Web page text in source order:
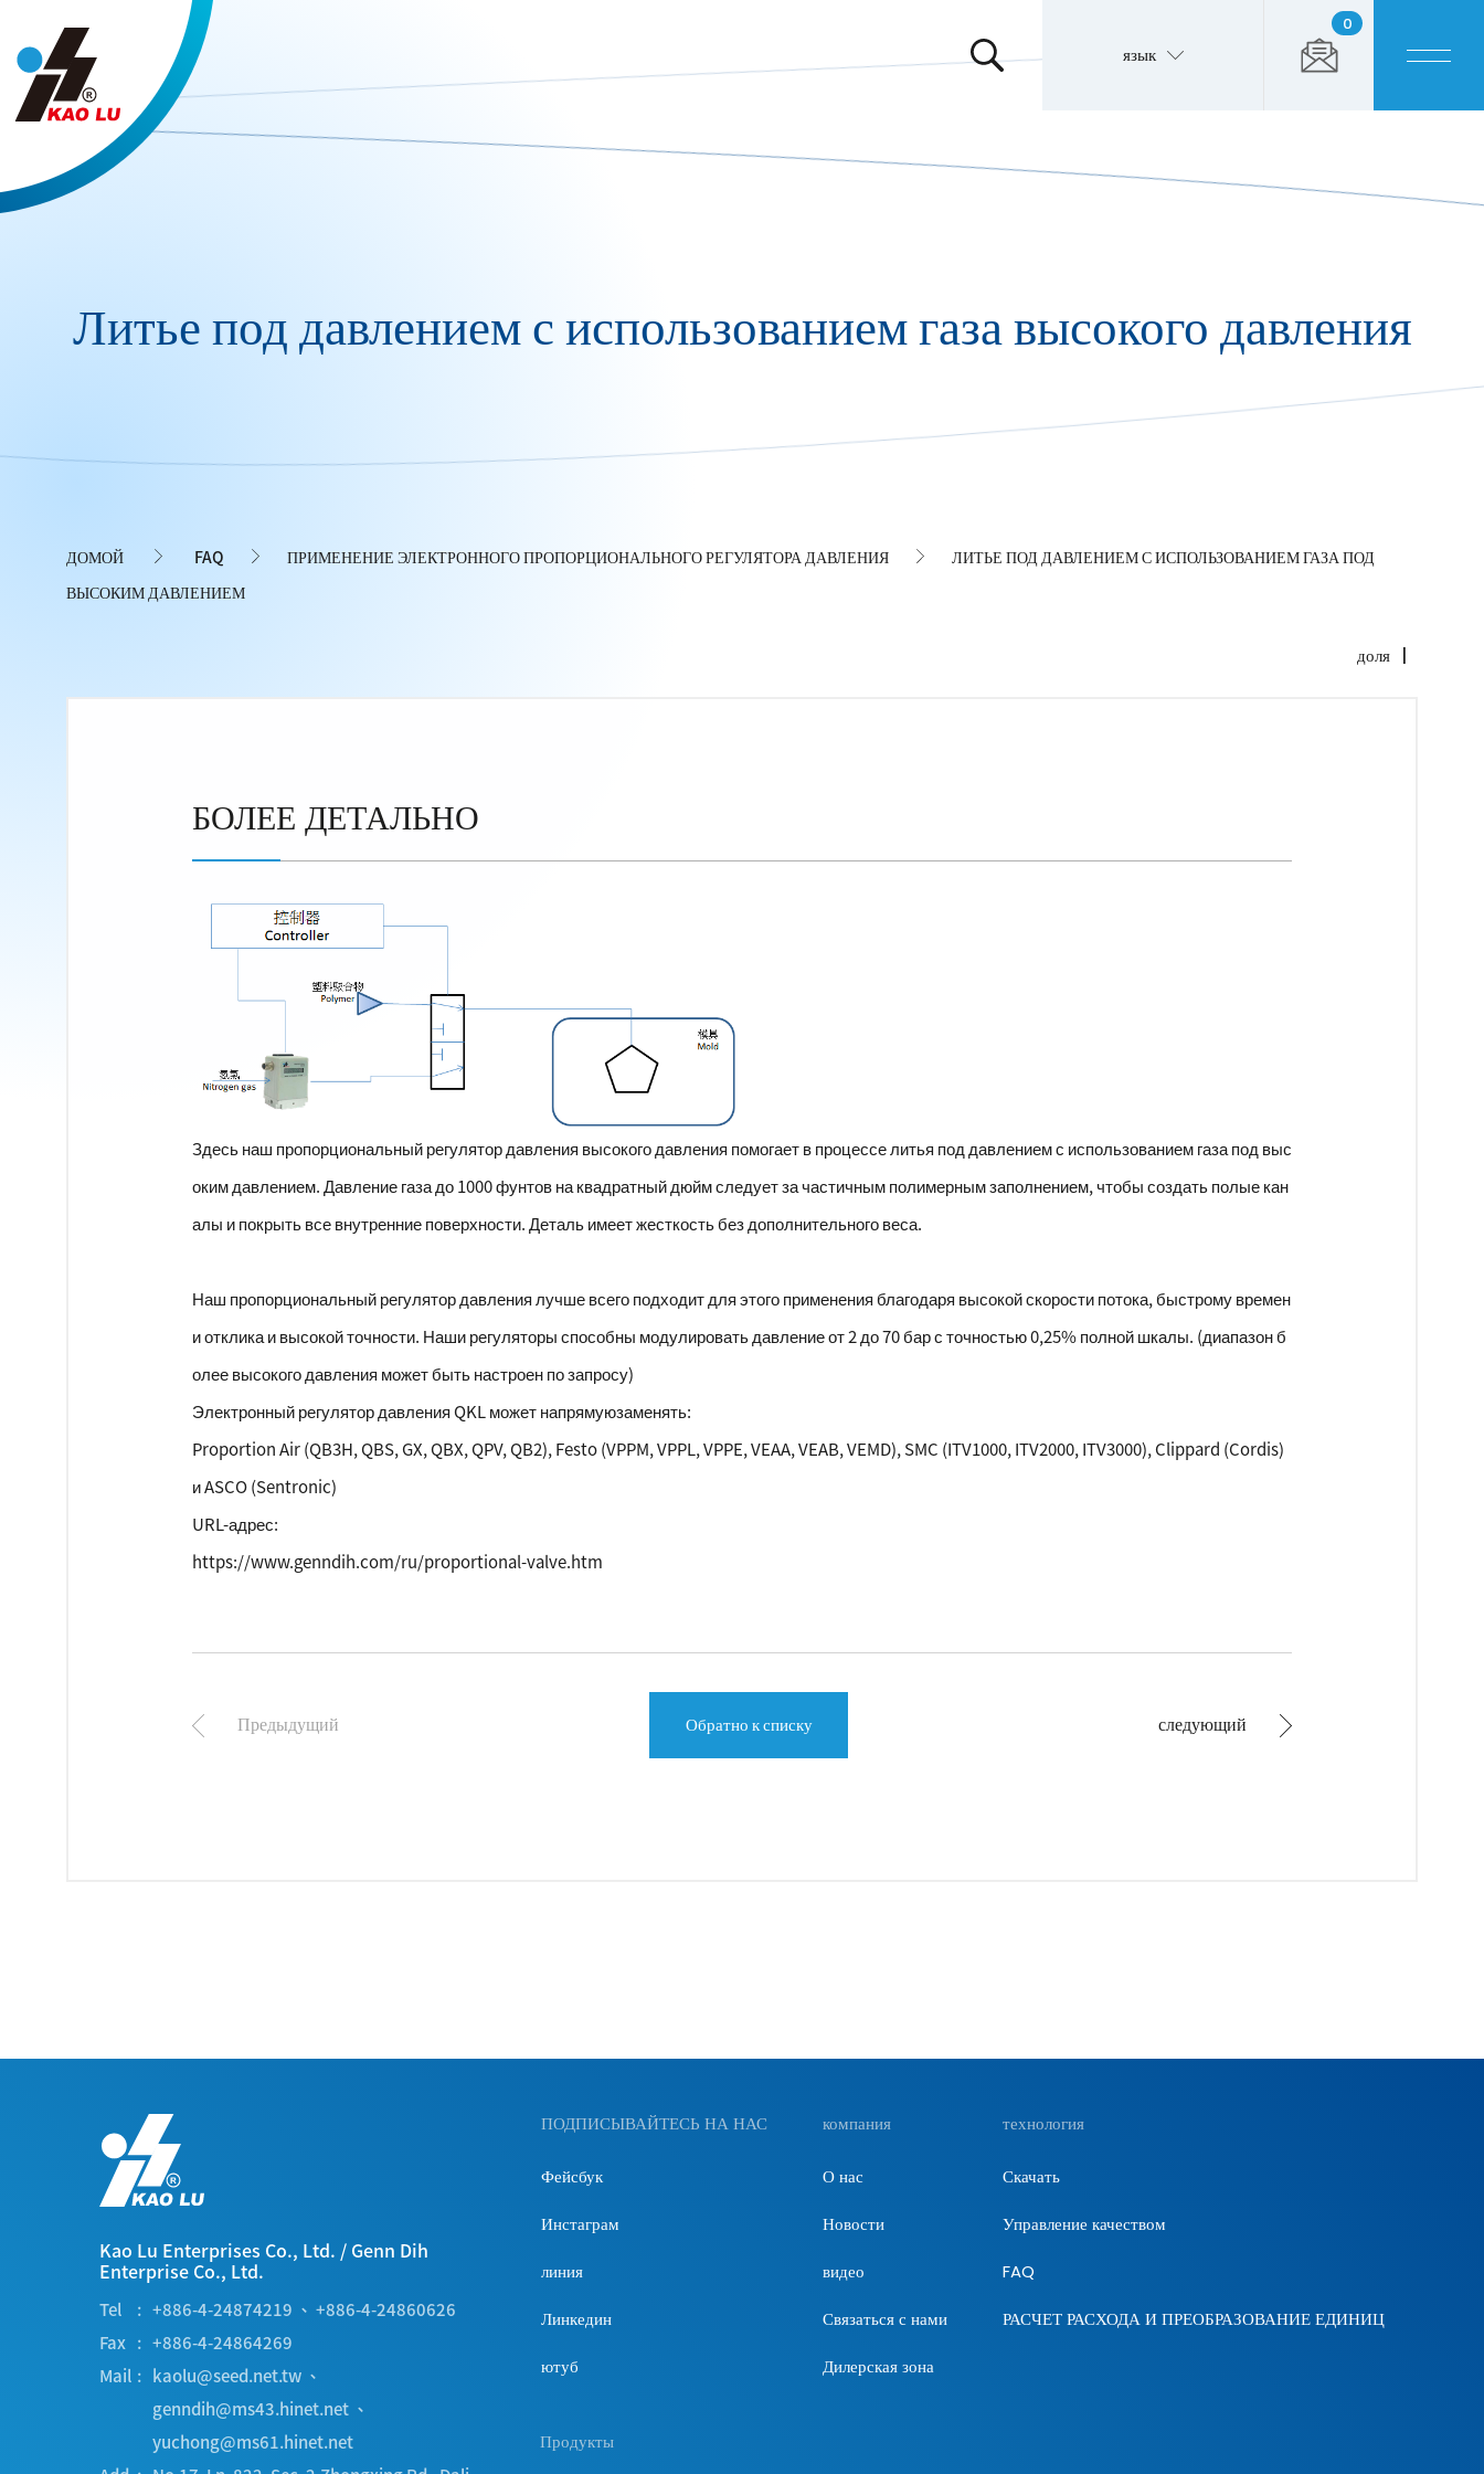
язык
0
Литье под давлением с использованием газа высокого давления
ДОМОЙ FAQ ПРИМЕНЕНИЕ ЭЛЕКТРОННОГО ПРОПОРЦИОНАЛЬНОГО РЕГУЛЯТОРА ДАВЛЕНИЯ
ЛИТЬЕ ПОД ДАВЛЕНИЕМ С ИСПОЛЬЗОВАНИЕМ ГАЗА ПОД
ВЫСОКИМ ДАВЛЕНИЕМ
доля
БОЛЕЕ ДЕТАЛЬНО
Здесь наш пропорциональный регулятор давления высокого давления помогает в процессе литья под давлением с использованием газа под выс
оким давлением. Давление газа до 1000 фунтов на квадратный дюйм следует за частичным полимерным заполнением, чтобы создать полые кан
алы и покрыть все внутренние поверхности. Деталь имеет жесткость без дополнительного веса.
Наш пропорциональный регулятор давления лучше всего подходит для этого применения благодаря высокой скорости потока, быстрому времен
и отклика и высокой точности. Наши регуляторы способны модулировать давление от 2 до 70 бар с точностью 0,25% полной шкалы. (диапазон б
олее высокого давления может быть настроен по запросу)
Электронный регулятор давления QKL может напрямуюзаменять:
Proportion Air (QB3H, QBS, GX, QBX, QPV, QB2), Festo (VPPM, VPPL, VPPE, VEAA, VEAB, VEMD), SMC (ITV1000, ITV2000, ITV3000), Clippard (Cordis)
и ASCO (Sentronic)
URL-адрес:
https://www.genndih.com/ru/proportional-valve.htm
Предыдущий Обратно к списку следующий
Kao Lu Enterprises Co., Ltd. / Genn Dih
Enterprise Co., Ltd.
Tel +886-4-24874219 、 +886-4-24860626
Fax
+886-4-24864269
Mail
kaolu@seed.net.tw 、
genndih@ms43.hinet.net 、
yuchong@ms61.hinet.net
ПОДПИСЫВАЙТЕСЬ НА НАС
Фейсбук
Инстаграм
линия
Линкедин
ютуб
компания
О нас
Новости
видео
Связаться с нами
Дилерская зона
технология
Скачать
Управление качеством
FAQ
РАСЧЕТ РАСХОДА И ПРЕОБРАЗОВАНИЕ ЕДИНИЦ
Продукты
Панель управления cookies